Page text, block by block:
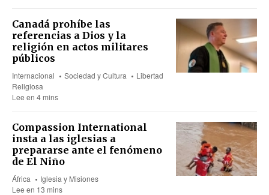
Canadá prohíbe las
referencias a Dios y la
religión en actos militares
públicos
Internacional Sociedad y Cultura
Libertad
Religiosa
Lee en 4 mins
Compassion International
insta a las iglesias a
prepararse ante el fenómeno
de El Niño
África
Iglesia y Misiones
Lee en 13 mins